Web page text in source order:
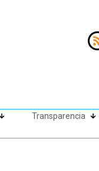
Transparencia